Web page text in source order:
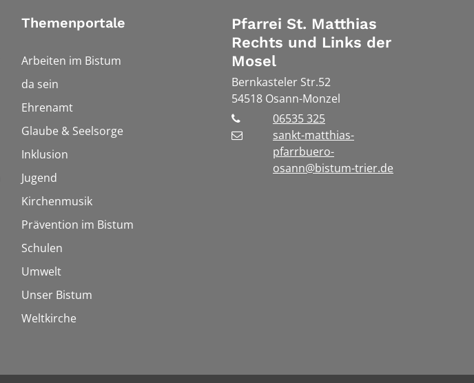
Themenportale
Arbeiten im Bistum
da sein
Ehrenamt
Glaube & Seelsorge
Inklusion
Jugend
Kirchenmusik
Prävention im Bistum
Schulen
Umwelt
Unser Bistum
Weltkirche
Pfarrei St. Matthias
Rechts und Links der
Mosel
Bernkasteler Str.52
54518 Osann-Monzel
06535 325
sankt-matthias-
pfarrbuero-
osann@bistum-trier.de